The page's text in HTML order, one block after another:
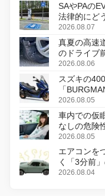
SAやPAの
法律的にど
2026.08.07
真夏の高速
のドライブ
2026.08.06
スズキの
「
変更し、8月
2026.08.05
車内での仮
なしの危険
2026.08.05
エアコンを
く「3分前
2026.08.04